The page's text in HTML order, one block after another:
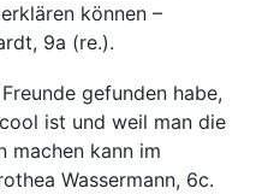
können –
9a (re.).
gefunden habe,
ist und weil man die
machen kann im
Wassermann, 6c.